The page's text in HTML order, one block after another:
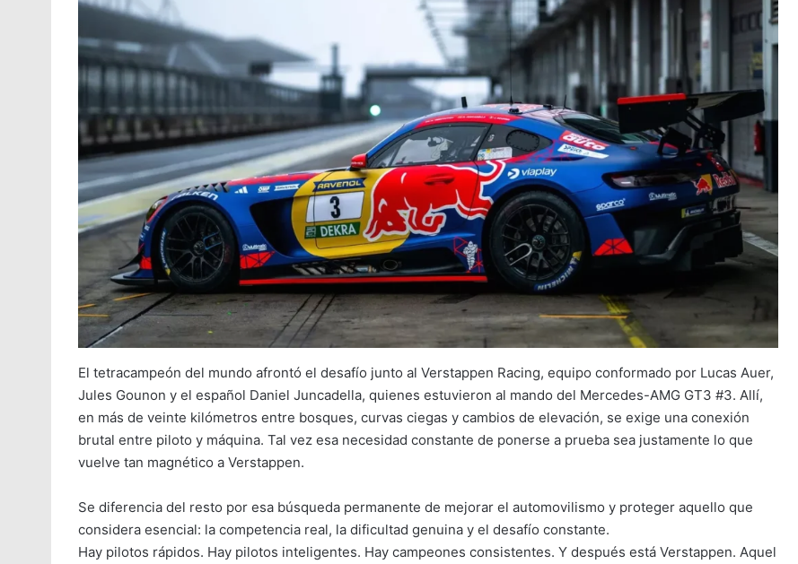
El tetracampeón del mundo afrontó el desafío junto al Verstappen Racing, equipo conformado por Lucas Auer,
Jules Gounon y el español Daniel Juncadella, quienes estuvieron al mando del Mercedes-AMG GT3 #3. Allí,
en más de veinte kilómetros entre bosques, curvas ciegas y cambios de elevación, se exige una conexión
brutal entre piloto y máquina. Tal vez esa necesidad constante de ponerse a prueba sea justamente lo que
vuelve tan magnético a Verstappen.
Se diferencia del resto por esa búsqueda permanente de mejorar el automovilismo y proteger aquello que
considera esencial: la competencia real, la dificultad genuina y el desafío constante.
Hay pilotos rápidos. Hay pilotos inteligentes. Hay campeones consistentes. Y después está Verstappen. Aquel